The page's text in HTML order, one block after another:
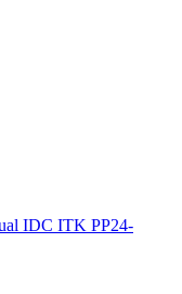
IDC ITK PP24-